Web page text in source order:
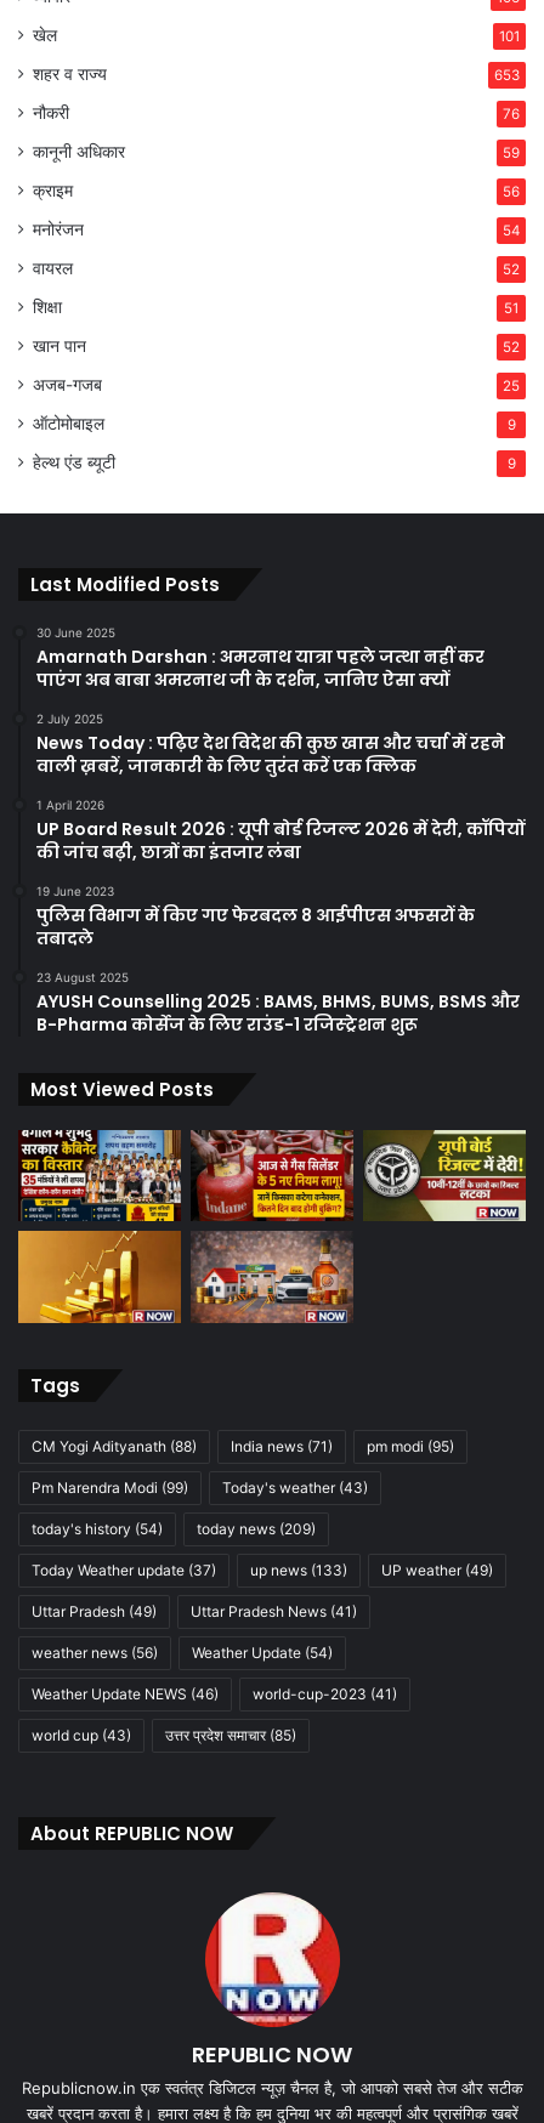
खेल 101
शहर व राज्य 653
नौकरी 76
कानूनी अधिकार 59
क्राइम 56
मनोरंजन 54
वायरल 52
शिक्षा 51
खान पान 52
अजब-गजब 25
ऑटोमोबाइल 9
हेल्थ एंड ब्यूटी 9
Last Modified Posts
30 June 2025
Amarnath Darshan : अमरनाथ यात्रा पहले जत्था नहीं कर
पाएंग अब बाबा अमरनाथ जी के दर्शन, जानिए ऐसा क्यों
2 July 2025
News Today : पढ़िए देश विदेश की कुछ खास और चर्चा में रहने
वाली ख़बरें, जानकारी के लिए तुरंत करें एक क्लिक
1 April 2026
UP Board Result 2026 : यूपी बोर्ड रिजल्ट 2026 में देरी, कॉपियों
की जांच बढ़ी, छात्रों का इंतजार लंबा
19 June 2023
पुलिस विभाग में किए गए फेरबदल 8 आईपीएस अफसरों के
तबादले
23 August 2025
AYUSH Counselling 2025 : BAMS, BHMS, BUMS, BSMS और
B-Pharma कोर्सेज के लिए राउंड-1 रजिस्ट्रेशन शुरू
Most Viewed Posts
Tags
CM Yogi Adityanath (88) India news (71) pm modi (95)
Pm Narendra Modi (99) Today's weather(43)
today's history (54) today news (209)
Today Weather update (37) up news (133) UP weather(49)
Uttar Pradesh (49) Uttar Pradesh News (41)
weather news (56) Weather Update (54)
Weather Update NEWS (46) world-cup-2023 (41)
world cup (43) उत्तर प्रदेश समाचार(85)
About REPUBLIC NOW
REPUBLIC NOW
Republicnow.in एक स्वतंत्र डिजिटल न्यूज़ चैनल है, जो आपको सबसे तेज और सटीक
खबरें प्रदान करता है। हमारा लक्ष्य है कि हम दुनिया भर की महत्वपूर्ण और प्रासंगिक खबरें